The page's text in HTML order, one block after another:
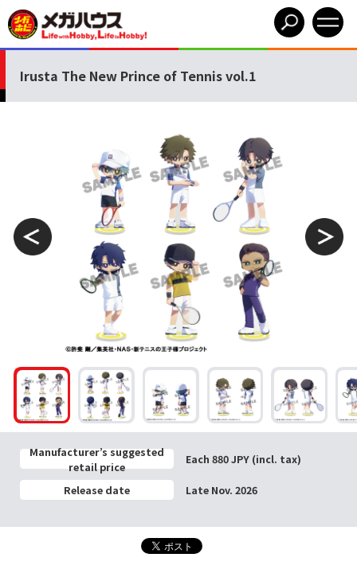
Irusta The New Prince of Tennis vol.1
Manufacturer’s suggested
retail price
Each 880 JPY (incl. tax)
Release date Late Nov. 2026